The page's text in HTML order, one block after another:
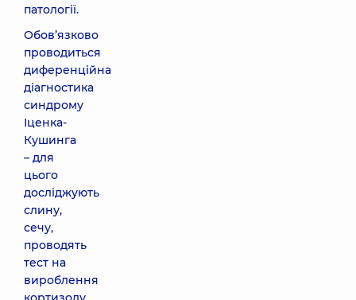
патології.
Обов’язково
проводиться
диференційна
діагностика
синдрому
Іценка-
Кушинга
– для
цього
досліджують
слину,
сечу,
проводять
тест на
вироблення